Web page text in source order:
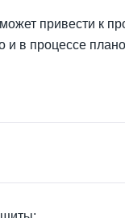
привести к
и в процессе